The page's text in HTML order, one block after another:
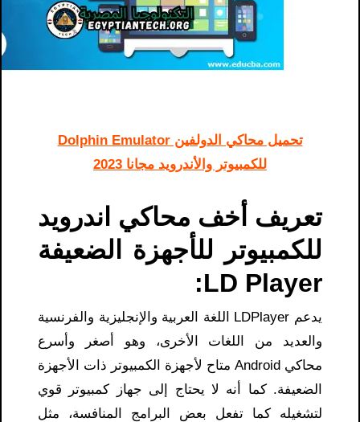
تحميل محاكي الدولفين Dolphin Emulator
للكمبيوتر والأندرويد مجانا 2023
تعريف أخف محاكي اندرويد
للكمبيوتر للأجهزة الضعيفة
LD Player:
يدعم LDPlayer اللغة العربية والإنجليزية والفرنسية
والعديد من اللغات الأخرى، وهو أصغر وأسرع
محاكي Android متاح لأجهزة الكمبيوتر ذات الأجهزة
الضعيفة. كما أنه لا يحتاج إلى جهاز كمبيوتر قوي
لتشغيله كما تفعل بعض البرامج المنافسة، مثل